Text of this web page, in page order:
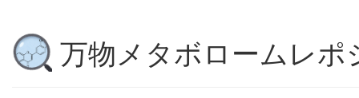
万物メタボロームレポ